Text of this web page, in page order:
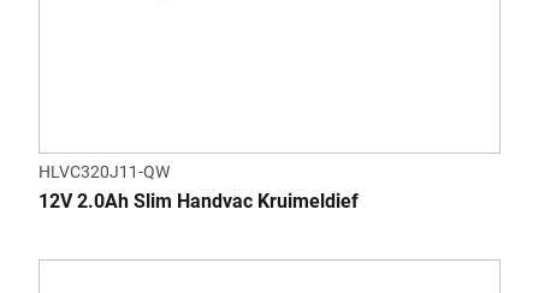
HLVC320J11-QW
12V 2.0Ah Slim Handvac Kruimeldief